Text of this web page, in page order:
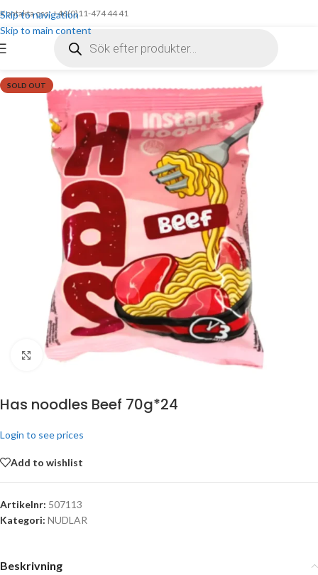
Skip to navigation
Skip to main content
Kontakta oss: +46(0)11-474 44 41
SOLD OUT
Click to enlarge
Has noodles Beef 70g*24
Login to see prices
Add to wishlist
Artikelnr: 507113
Kategori: NUDLAR
Beskrivning